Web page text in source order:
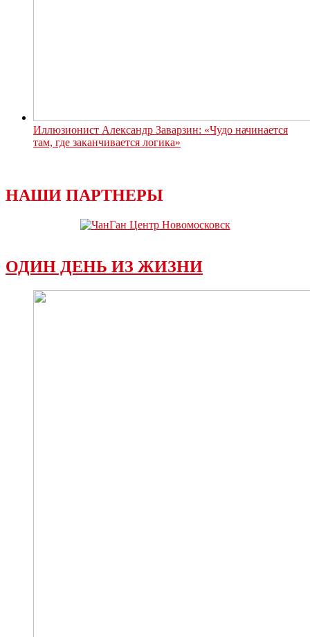
Иллюзионист Александр Заварзин: «Чудо начинается
там, где заканчивается логика»
НАШИ ПАРТНЕРЫ
ОДИН ДЕНЬ ИЗ ЖИЗНИ